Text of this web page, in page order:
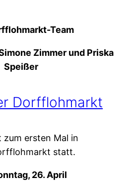
Team
Zimmer und Priska
Speißer
Dorfflohmarkt
zum ersten Mal in
statt.
26. April